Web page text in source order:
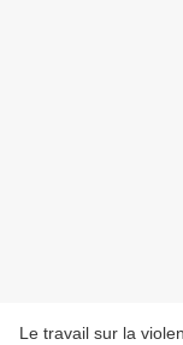
Le travail sur la